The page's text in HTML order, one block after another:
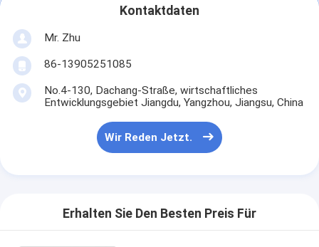
Kontaktdaten
Mr. Zhu
86-13905251085
No.4-130, Dachang-Straße, wirtschaftliches
Entwicklungsgebiet Jiangdu, Yangzhou, Jiangsu, China
Wir Reden Jetzt.
Erhalten Sie Den Besten Preis Für